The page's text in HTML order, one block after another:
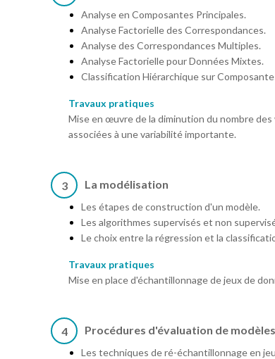
Analyse en Composantes Principales.
Analyse Factorielle des Correspondances.
Analyse des Correspondances Multiples.
Analyse Factorielle pour Données Mixtes.
Classification Hiérarchique sur
Travaux pratiques
Mise en œuvre de la diminution du nombre
associées à une variabilité importante.
3 La modélisation
Les étapes de construction d'un modèle.
Les algorithmes supervisés et non
Le choix entre la régression et la
Travaux pratiques
Mise en place d'échantillonnage de jeux de
4 Procédures d'évaluation de modèles
Les techniques de ré-échantillonnage en